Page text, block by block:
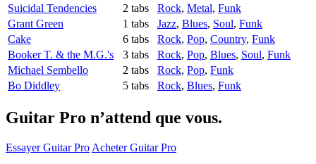
Suicidal Tendencies
2 tabs Rock, Metal, Funk
Grant Green
1 tabs Jazz, Blues, Soul, Funk
Cake
6 tabs Rock, Pop, Country, Funk
Booker T. & the M.G.'s
3 tabs Rock, Pop, Blues, Soul, Funk
Michael Sembello
2 tabs Rock, Pop, Funk
Bo Diddley
5 tabs Rock, Blues, Funk
Guitar Pro n’attend que vous.
Essayer Guitar Pro Acheter Guitar Pro